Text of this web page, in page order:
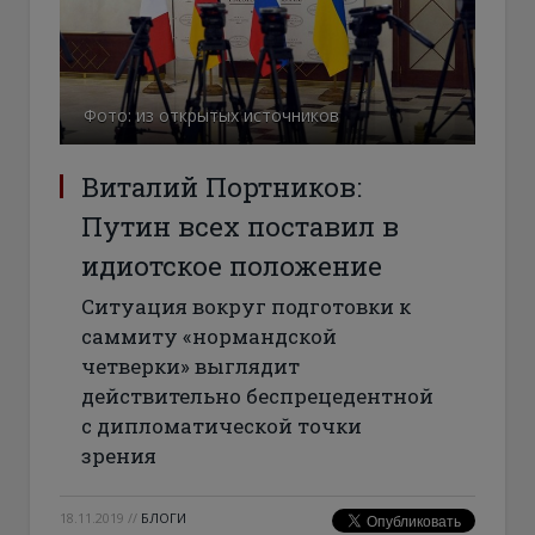
Фото: из открытых источников
Виталий Портников:
Путин всех поставил в
идиотское положение
Ситуация вокруг подготовки к
саммиту «нормандской
четверки» выглядит
действительно беспрецедентной
с дипломатической точки
зрения
18.11.2019 // БЛОГИ